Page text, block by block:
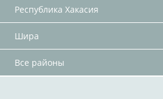
Республика Хакасия
Шира
Все районы